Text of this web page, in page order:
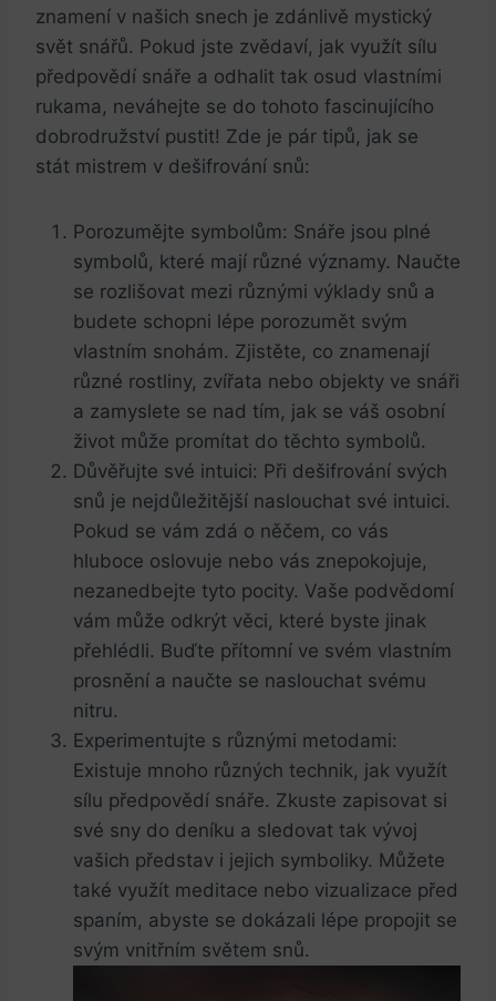
znamení‍ v našich snech je‌ zdánlivě mystický
svět snářů. ‌Pokud jste zvědaví, jak ⁣využít sílu
předpovědí ​snáře ⁢a odhalit⁤ tak osud vlastními
rukama, ⁤neváhejte ⁢se do tohoto fascinujícího
‍dobrodružství pustit! Zde je ​pár tipů, jak se ​
stát mistrem v dešifrování snů:
Porozumějte‍ symbolům: Snáře jsou plné
symbolů, ‌které mají různé významy.⁢ Naučte
se rozlišovat mezi⁤ různými ‌výklady snů a
⁣budete‌ schopni lépe porozumět ⁤svým
vlastním ⁣snohám. Zjistěte, ⁤co‍ znamenají
různé rostliny, zvířata nebo ⁤objekty ve⁤ snáři
a zamyslete se nad tím, jak⁣ se váš osobní
život může promítat do těchto‍ symbolů.
Důvěřujte své ‍intuici: ​Při dešifrování ‌svých
‌snů⁢ je⁢ nejdůležitější naslouchat své intuici.
Pokud se vám zdá o něčem,⁤ co vás
hluboce oslovuje nebo vás znepokojuje,
nezanedbejte tyto ​pocity. Vaše ‌podvědomí
‌vám ‌může‌ odkrýt věci,‌ které ⁤byste jinak
přehlédli. Buďte přítomní ve ⁢svém⁢ vlastním
prosnění a⁣ naučte se naslouchat⁤ svému
nitru.
Experimentujte⁤ s ‌různými‍ metodami:
Existuje mnoho různých technik, ‌jak ⁤využít‌
sílu předpovědí snáře. ‍Zkuste zapisovat si
své ​sny ⁢do ⁣deníku a sledovat tak vývoj
vašich představ i ​jejich ​symboliky. Můžete
také využít meditace nebo⁢ vizualizace před
spaním, abyste se dokázali lépe propojit ​se‌
svým vnitřním světem snů.